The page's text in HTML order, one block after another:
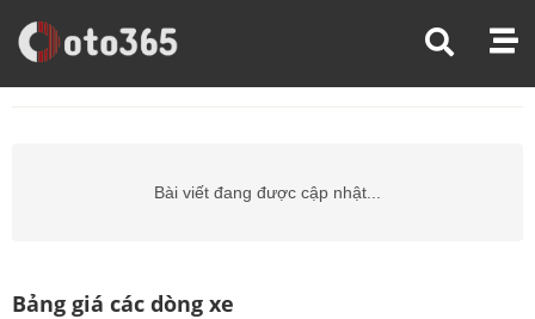
Trang Chủ Giá Xe Ô Tô
Giá Xe Ô Tô Mercedes Benz
Bài viết đang được cập nhật...
Bảng giá các dòng xe